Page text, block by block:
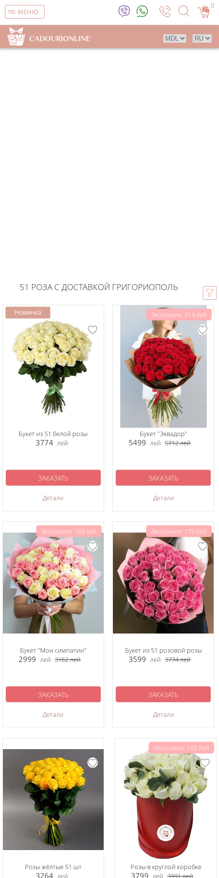
МЕНЮ
0
51 РОЗА С ДОСТАВКОЙ ГРИГОРИОПОЛЬ
Букет из 51 белой розы
3774 лей
Детали
ЗАКАЗАТЬ
Экономия: 213 лей
Букет "Эквадор"
5499 лей 5712лей
Детали
ЗАКАЗАТЬ
Экономия: 163 лей
Букет "Мои симпатии"
2999 лей 3162лей
Детали
ЗАКАЗАТЬ
Экономия: 175 лей
Букет из 51 розовой розы
3599 лей 3774лей
Детали
ЗАКАЗАТЬ
Розы жёлтые 51 шт
3264 лей
Экономия: 192 лей
Розы в круглой коробке
3799 лей 3991лей